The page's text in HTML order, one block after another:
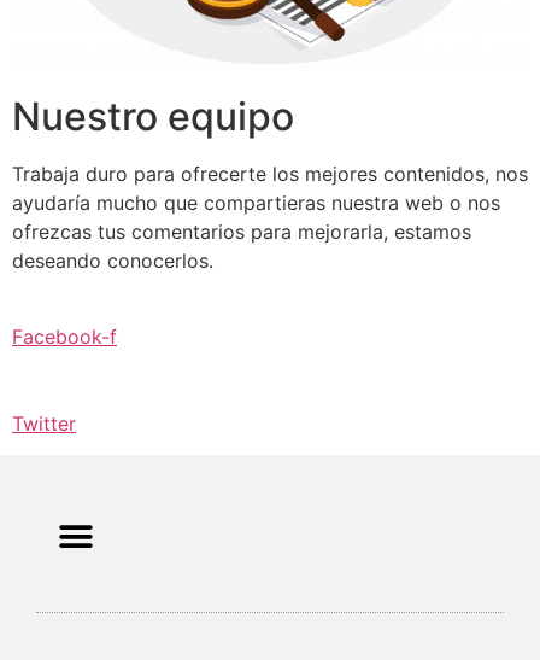
Nuestro equipo
Trabaja duro para ofrecerte los mejores contenidos, nos
ayudaría mucho que compartieras nuestra web o nos
ofrezcas tus comentarios para mejorarla, estamos
deseando conocerlos.
Facebook-f
Twitter